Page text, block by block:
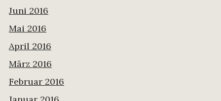
Juni 2016
Mai 2016
April 2016
März 2016
Februar 2016